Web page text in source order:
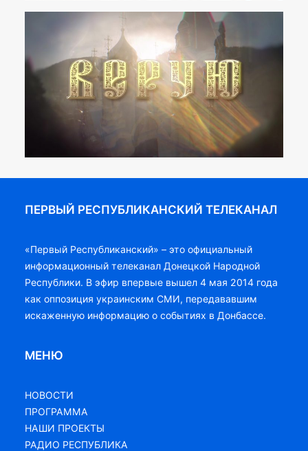
ПЕРВЫЙ РЕСПУБЛИКАНСКИЙ ТЕЛЕКАНАЛ
«Первый Республиканский» – это официальный
информационный телеканал Донецкой Народной
Республики. В эфир впервые вышел 4 мая 2014 года
как оппозиция украинским СМИ, передававшим
искаженную информацию о событиях в Донбассе.
МЕНЮ
НОВОСТИ
ПРОГРАММА
НАШИ ПРОЕКТЫ
РАДИО РЕСПУБЛИКА